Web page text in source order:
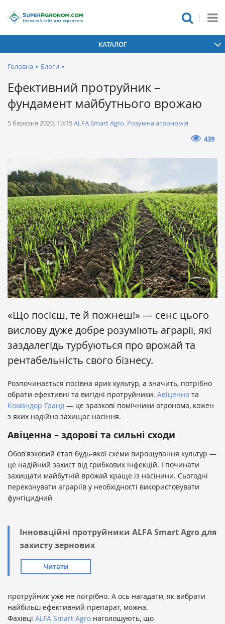
КАТАЛОГ
Головна • Блоги •
Ефективний протруйник –
фундамент майбутнього врожаю
5 березня 2020, 10:15ALFA Smart Agro. Розумна агрономія
439
«Що посієш, те й пожнеш!» — сенс цього
вислову дуже добре розуміють аграрії, які
заздалегідь турбуються про врожай та
рентабельність свого бізнесу.
Розпочинається посівна ярих культур, а значить, потрібно
обрати ефективні та вигідні протруйники. Авіценна та
Командор Гранд — це зразкові помічники агронома, кожен
з яких надійно захищає насіння.
Авіценна – здорові та сильні сходи
Обов'язковий етап будь-якої схеми вирощування культур —
це надійний захист від грибкових інфекцій. І починати
захищати майбутній врожай краще із насінини. Сьогодні
переконувати аграріїв у необхідності використовувати
фунгіцидний
Інноваційні протруйники ALFA Smart Agro для
захисту зернових
Читати
протруйник уже не потрібно. А ось нагадати, як вибрати
найбільш ефективний препарат, можна.
Фахівці ALFA Smart Agro наголошують, що